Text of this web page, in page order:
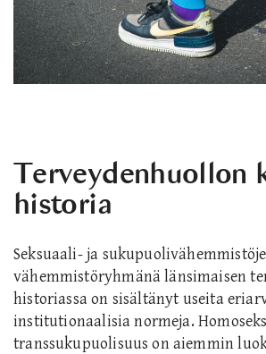
Terveydenhuollon
historia
Seksuaali- ja
vähemmistöryhmänä länsimaisen
historiassa on sisältänyt useita
institutionaalisia normeja.
transsukupuolisuus on aiemmin